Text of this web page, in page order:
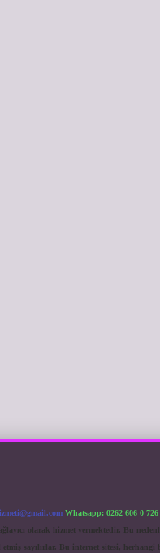
Whatsapp: 0262 606 0 726
olarak hizmet vermektedir. Bu
sayılırlar. Bu internet sitesi,